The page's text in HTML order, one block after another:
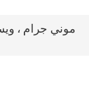
موني جرام ،